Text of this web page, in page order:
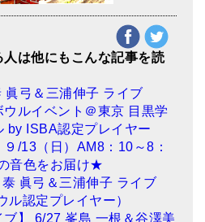
は他にもこんな記事を読
眞弓＆三浦伸子 ライブ
ウルイベント＠東京 目黒学
by ISBA認定プレイヤー
９/13（日）AM8：10～8：
音色をお届け★
泰 眞弓＆三浦伸子 ライブ
ル認定プレイヤー）
ブ】 6/27 峯島 一根＆谷澤美